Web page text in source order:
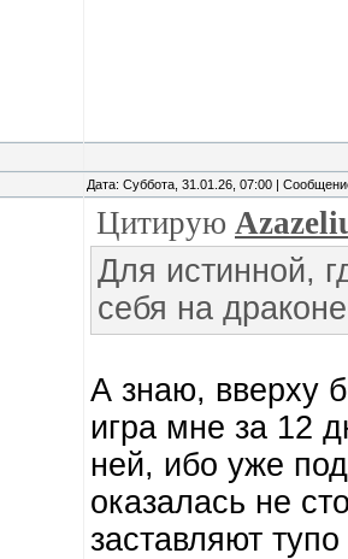
Дата: Суббота, 31.01.26, 07:00 |
Цитирую
Для истинной,
себя на
А знаю, вверху
игра мне за 12
ней, ибо уже
оказалась не
заставляют